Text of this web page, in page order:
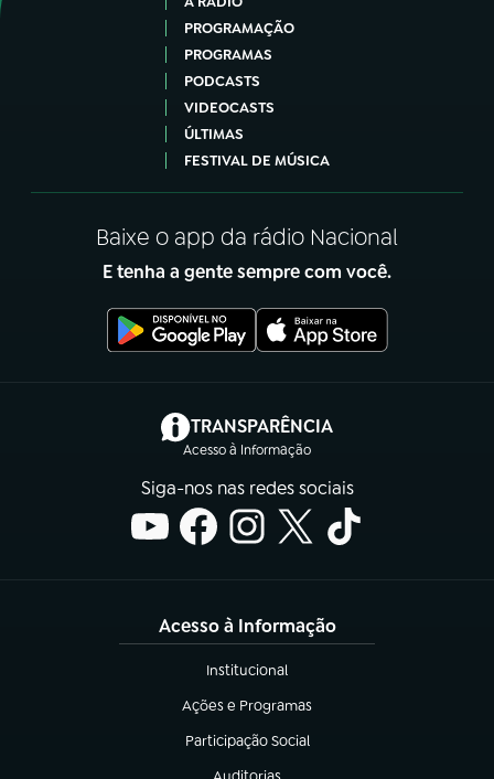
PROGRAMAÇÃO
PROGRAMAS
PODCASTS
VIDEOCASTS
ÚLTIMAS
FESTIVAL DE MÚSICA
Baixe o app da rádio Nacional
E tenha a gente sempre com você.
TRANSPARÊNCIA
Acesso à Informação
(abre em nova aba)
Siga-nos nas redes sociais
Acesso à Informação
Institucional
(abre em nova aba)
Ações e Programas
(abre em nova aba)
Participação Social
(abre em nova aba)